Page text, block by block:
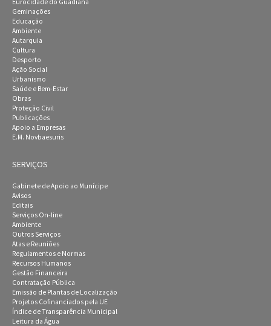
Eurocidade do Guadiana
Geminações
Educação
Ambiente
Autarquia
Cultura
Desporto
Ação Social
Urbanismo
Saúde e Bem-Estar
Obras
Proteção Civil
Publicações
Apoio a Empresas
E.M. Novbaesuris
SERVIÇOS
Gabinete de Apoio ao Munícipe
Avisos
Editais
Serviços On-line
Ambiente
Outros Serviços
Atas e Reuniões
Regulamentos e Normas
Recursos Humanos
Gestão Financeira
Contratação Pública
Emissão de Plantas de Localização
Projetos Cofinanciados pela UE
Índice de Transparência Municipal
Leitura da Água